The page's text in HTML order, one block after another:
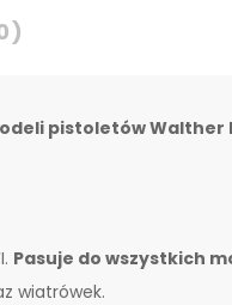
pistoletów Walther
Pasuje do wszystkich
wiatrówek.